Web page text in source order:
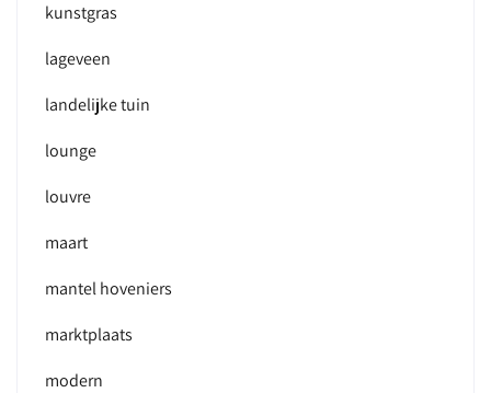
kunstgras
lageveen
landelijke tuin
lounge
louvre
maart
mantel hoveniers
marktplaats
modern